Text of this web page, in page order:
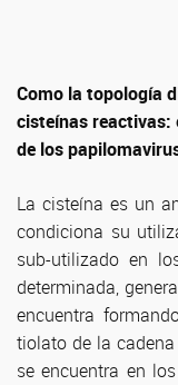
Como la topología
cisteínas reactivas:
de los
La cisteína es un
condiciona su
sub-utilizado en
determinada,
encuentra
tiolato de la
se encuentra en